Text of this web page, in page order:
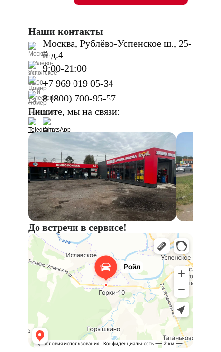
Наши контакты
Москва, Рублёво-Успенское ш., 25-
й д.4
9:00-21:00
+7 969 019 05-34
8 (800) 700-95-57
Пишите, мы на связи:
До встречи в сервисе!